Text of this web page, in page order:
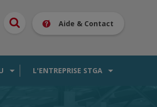
Aide & Contact
L'ENTREPRISE STGA